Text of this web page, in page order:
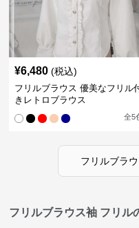
¥6,480 (税込)
フリルブラウス 優美なフリル
きレトロブラウス
全5
フリルブラウ
フリルブラウス袖 フリル